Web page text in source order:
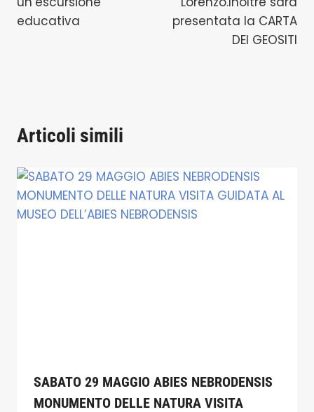
educativa
presentata la CARTA
DEI GEOSITI
Articoli simili
SABATO 29 MAGGIO ABIES NEBRODENSIS
MONUMENTO DELLE NATURA VISITA